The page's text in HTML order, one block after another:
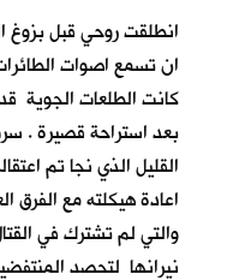
انطلقت روحي قبل
ان تسمع اصوات
كانت الطلعات الجوية
بعد استراحة قصيرة .
القليل الذي نجا تم
اعادة هيكلته مع الفرق
والتي لم تشترك في
نيرانها لتحصد